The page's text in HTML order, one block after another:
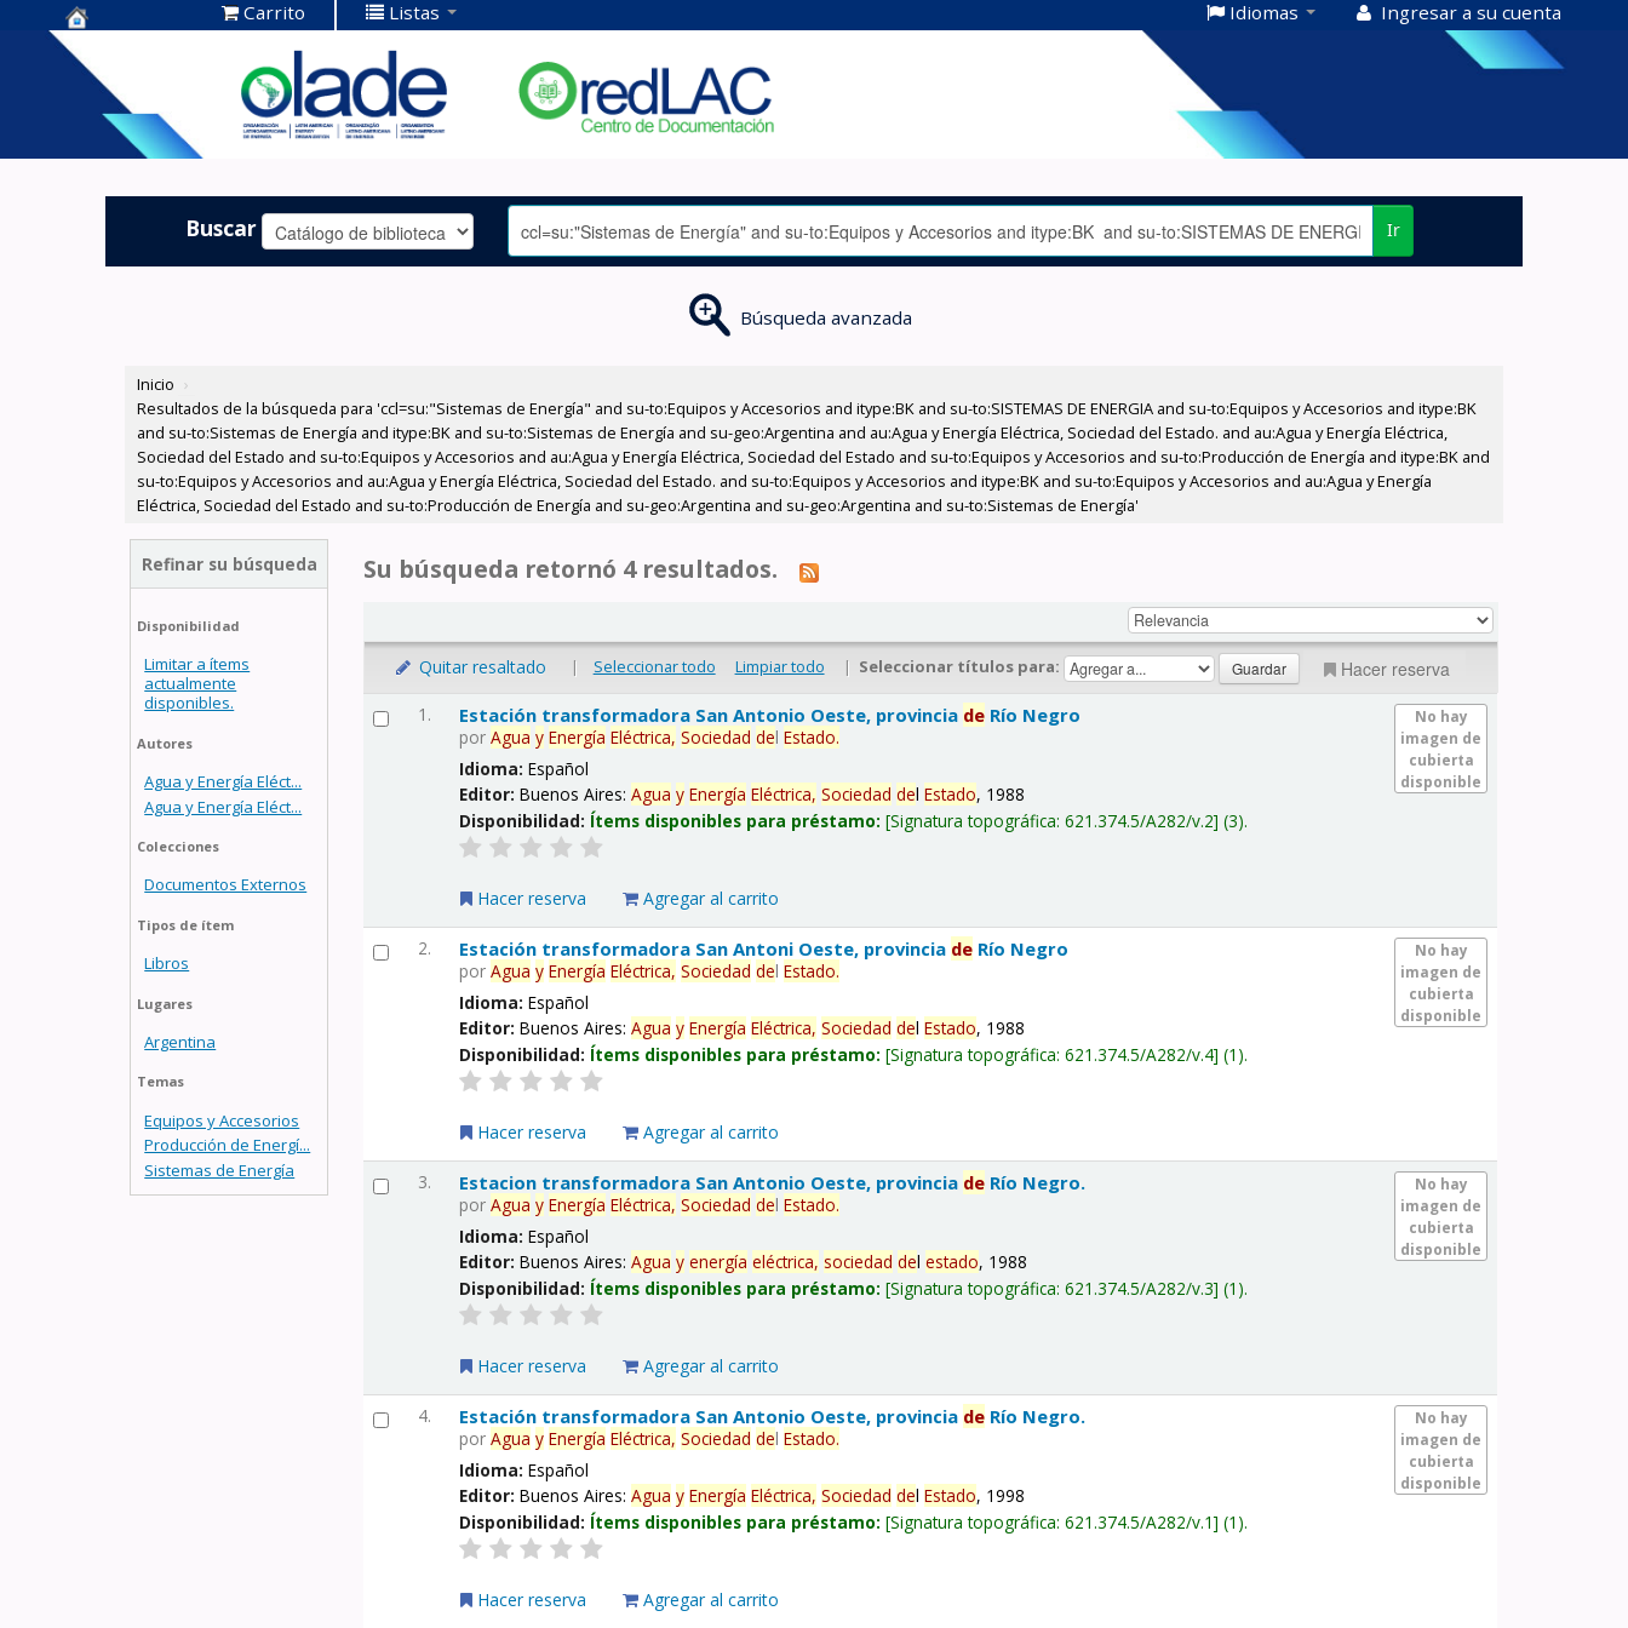
Centro de
Documentación
OLADE -
Carrito Listas Idiomas Ingresar a su cuenta
Buscar Ir
Búsqueda avanzada
Inicio ›
Resultados de la búsqueda para 'ccl=su:"Sistemas de Energía" and su-to:Equipos y Accesorios and itype:BK and su-to:SISTEMAS DE ENERGIA and su-to:Equipos y Accesorios and itype:BK
and su-to:Sistemas de Energía and itype:BK and su-to:Sistemas de Energía and su-geo:Argentina and au:Agua y Energía Eléctrica, Sociedad del Estado. and au:Agua y Energía Eléctrica,
Sociedad del Estado and su-to:Equipos y Accesorios and au:Agua y Energía Eléctrica, Sociedad del Estado and su-to:Equipos y Accesorios and su-to:Producción de Energía and itype:BK and
su-to:Equipos y Accesorios and au:Agua y Energía Eléctrica, Sociedad del Estado. and su-to:Equipos y Accesorios and itype:BK and su-to:Equipos y Accesorios and au:Agua y Energía
Eléctrica, Sociedad del Estado and su-to:Producción de Energía and su-geo:Argentina and su-geo:Argentina and su-to:Sistemas de Energía'
Refinar su búsqueda
Disponibilidad
Limitar a ítems
actualmente
disponibles.
Autores
Agua y Energía Eléct...
Agua y Energía Eléct...
Colecciones
Documentos Externos
Tipos de ítem
Libros
Lugares
Argentina
Temas
Equipos y Accesorios
Producción de Energí...
Sistemas de Energía
Su búsqueda retornó 4 resultados.
Quitar resaltado | Seleccionar todo Limpiar todo | Seleccionar títulos para: Hacer reserva
1.
No hay
imagen de
cubierta
disponible
Estación transformadora San Antonio Oeste, provincia de Río Negro
porAgua y Energía Eléctrica, Sociedad delEstado.
Idioma:Español
Editor:Buenos Aires:Agua y Energía Eléctrica, Sociedad delEstado, 1988
Disponibilidad: Ítems disponibles para préstamo: Signatura topográfica:621.374.5/A282/v.2 (3).
Hacer reserva Agregar al carrito
2.
No hay
imagen de
cubierta
disponible
Estación transformadora San Antoni Oeste, provincia de Río Negro
porAgua y Energía Eléctrica, Sociedad delEstado.
Idioma:Español
Editor:Buenos Aires:Agua y Energía Eléctrica, Sociedad delEstado, 1988
Disponibilidad: Ítems disponibles para préstamo: Signatura topográfica:621.374.5/A282/v.4 (1).
Hacer reserva Agregar al carrito
3.
No hay
imagen de
cubierta
disponible
Estacion transformadora San Antonio Oeste, provincia de Río Negro.
porAgua y Energía Eléctrica, Sociedad delEstado.
Idioma:Español
Editor:Buenos Aires:Agua y energía eléctrica, sociedad delestado, 1988
Disponibilidad: Ítems disponibles para préstamo: Signatura topográfica:621.374.5/A282/v.3 (1).
Hacer reserva Agregar al carrito
4.
No hay
imagen de
cubierta
disponible
Estación transformadora San Antonio Oeste, provincia de Río Negro.
porAgua y Energía Eléctrica, Sociedad delEstado.
Idioma:Español
Editor:Buenos Aires:Agua y Energía Eléctrica, Sociedad delEstado, 1998
Disponibilidad: Ítems disponibles para préstamo: Signatura topográfica:621.374.5/A282/v.1 (1).
Hacer reserva Agregar al carrito